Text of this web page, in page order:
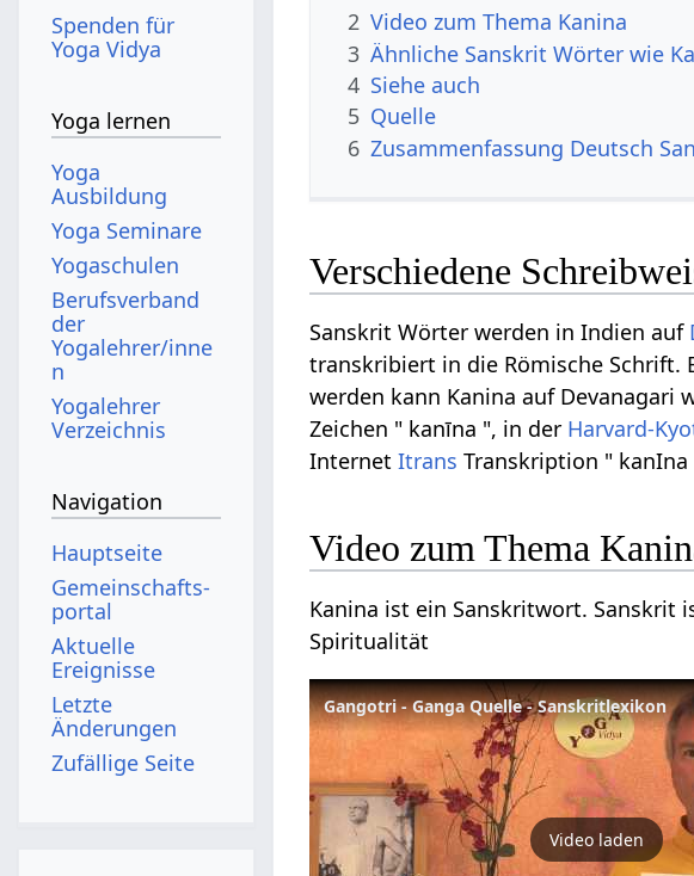
2 Video zum Thema Kanina
3 Ähnliche Sanskrit Wörter wie
4 Siehe auch
5 Quelle
6 Zusammenfassung Deutsch
Verschiedene
Sanskrit Wörter werden in Indien auf
transkribiert in die Römische Schrift.
werden kann Kanina auf Devanagari
Zeichen " kanīna ", in der Harvard-
InternetItrans Transkription " kanIna
Video zum Thema
Kanina ist ein Sanskritwort. Sanskrit
Spiritualität
Gangotri - Ganga Quelle - Sanskritlexikon
Video laden
Spenden für
Yoga Vidya
Yoga lernen
Yoga
Ausbildung
Yoga Seminare
Yogaschulen
Berufsverband
der
Yogalehrer/inne
n
Yogalehrer
Verzeichnis
Navigation
Hauptseite
Gemeinschafts­
portal
Aktuelle
Ereignisse
Letzte
Änderungen
Zufällige Seite